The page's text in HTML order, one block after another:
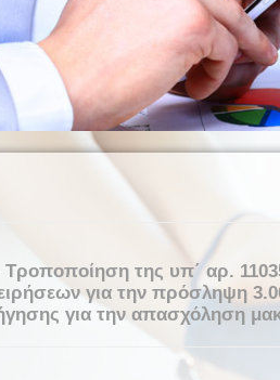
της υπ΄ αρ.
για την πρόσληψη
για την απασχόληση